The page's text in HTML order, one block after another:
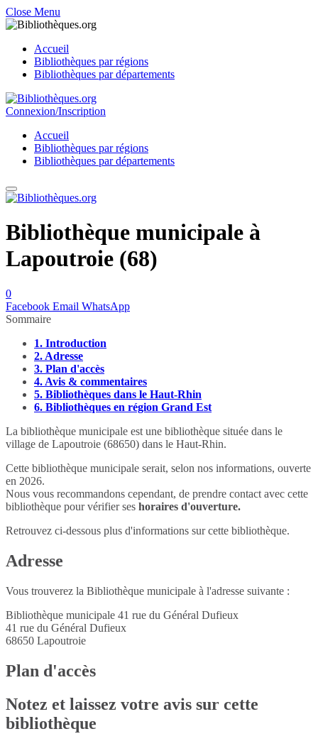
Close Menu
Accueil
Bibliothèques par régions
Bibliothèques par départements
Connexion/Inscription
Accueil
Bibliothèques par régions
Bibliothèques par départements
Bibliothèque municipale à
Lapoutroie (68)
0
Facebook Email WhatsApp
Sommaire
1. Introduction
2. Adresse
3. Plan d'accès
4. Avis & commentaires
5. Bibliothèques dans le Haut-Rhin
6. Bibliothèques en région Grand Est
La bibliothèque municipale est une bibliothèque située dans le
village de Lapoutroie (68650) dans le Haut-Rhin.
Cette bibliothèque municipale serait, selon nos informations, ouverte
en 2026.
Nous vous recommandons cependant, de prendre contact avec cette
bibliothèque pour vérifier ses horaires d'ouverture.
Retrouvez ci-dessous plus d'informations sur cette bibliothèque.
Adresse
Vous trouverez la Bibliothèque municipale à l'adresse suivante :
Bibliothèque municipale 41 rue du Général Dufieux
41 rue du Général Dufieux
68650 Lapoutroie
Plan d'accès
Notez et laissez votre avis sur cette
bibliothèque